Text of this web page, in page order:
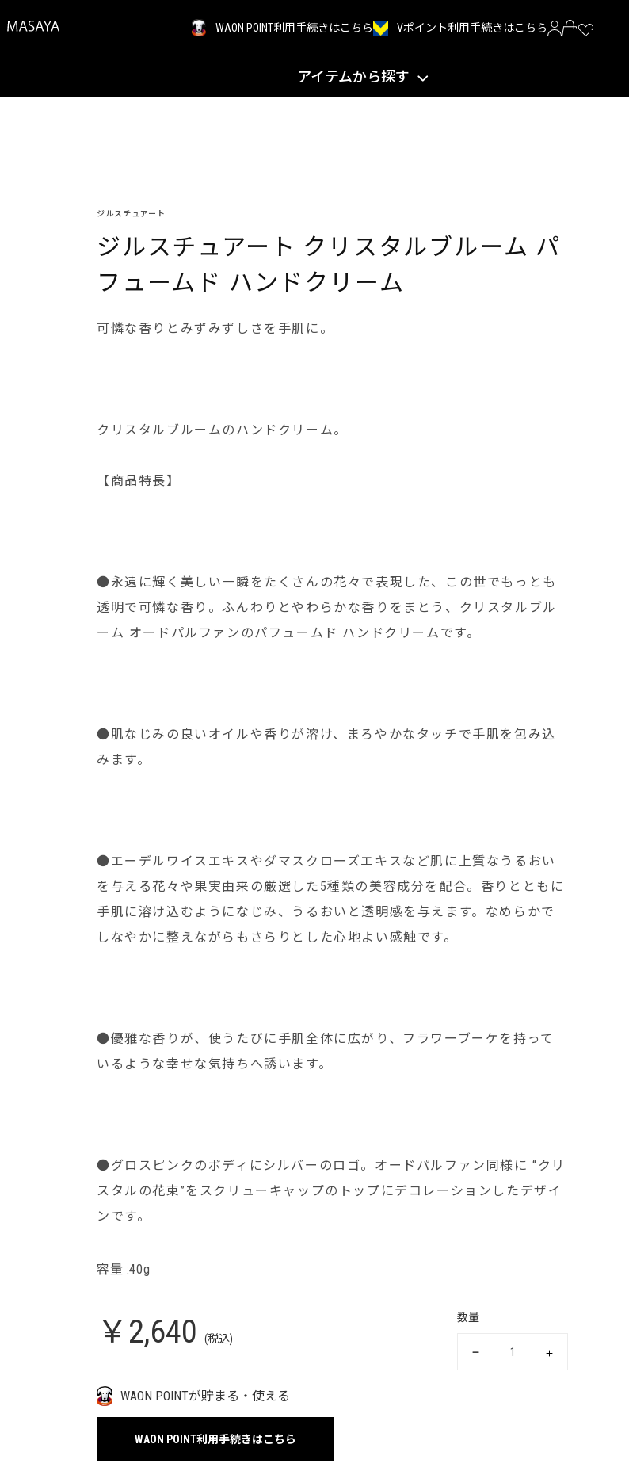
WAON POINT利用手続きはこちら Vポイント利用手続きはこちら
アイテムから探す
ジルスチュアート
ジルスチュアート クリスタルブルーム パ
フュームド ハンドクリーム
可憐な香りとみずみずしさを手肌に。
クリスタルブルームのハンドクリーム。
【商品特長】
●永遠に輝く美しい一瞬をたくさんの花々で表現した、この世でもっとも
透明で可憐な香り。ふんわりとやわらかな香りをまとう、クリスタルブル
ーム オードパルファンのパフュームド ハンドクリームです。
●肌なじみの良いオイルや香りが溶け、まろやかなタッチで手肌を包み込
みます。
●エーデルワイスエキスやダマスクローズエキスなど肌に上質なうるおい
を与える花々や果実由来の厳選した5種類の美容成分を配合。香りとともに
手肌に溶け込むようになじみ、うるおいと透明感を与えます。なめらかで
しなやかに整えながらもさらりとした心地よい感触です。
●優雅な香りが、使うたびに手肌全体に広がり、フラワーブーケを持って
いるような幸せな気持ちへ誘います。
●グロスピンクのボディにシルバーのロゴ。オードパルファン同様に “クリ
スタルの花束”をスクリューキャップのトップにデコレーションしたデザイ
ンです。
容量 :40g
￥2,640 (税込)
数量
WAON POINTが貯まる・使える
WAON POINT利用手続きはこちら